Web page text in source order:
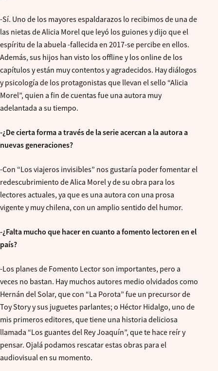
-Sí. Uno de los mayores espaldarazos lo recibimos de una de
las nietas de Alicia Morel que leyó los guiones y dijo que el
espíritu de la abuela -fallecida en 2017-se percibe en ellos.
Además, sus hijos han visto los offline y los online de los
capítulos y están muy contentos y agradecidos. Hay diálogos
y psicología de los protagonistas que llevan el sello “Alicia
Morel”, quien a fin de cuentas fue una autora muy
adelantada a su tiempo.
-¿De cierta forma a través de la serie acercan a la autora a
nuevas generaciones?
-Con “Los viajeros invisibles” nos gustaría poder fomentar el
redescubrimiento de Alica Morel y de su obra para los
lectores actuales, ya que es una autora con una prosa
vigente y muy chilena, con un amplio sentido del humor.
-¿Falta mucho que hacer en cuanto a fomento lectoren en el
país?
-Los planes de Fomento Lector son importantes, pero a
veces no bastan. Hay muchos autores medio olvidados como
Hernán del Solar, que con “La Porota” fue un precursor de
Toy Story y sus juguetes parlantes; o Héctor Hidalgo, uno de
mis primeros editores, que tiene una historia deliciosa
llamada “Los guantes del Rey Joaquín”, que te hace reír y
pensar. Ojalá podamos rescatar estas obras para el
audiovisual en su momento.